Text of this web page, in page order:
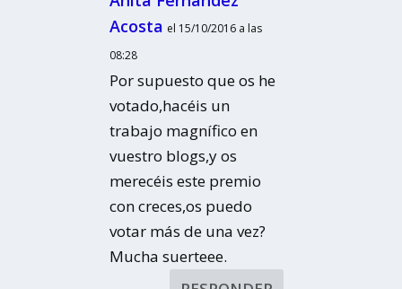
Acosta el 15/10/2016 a las
08:28
Por supuesto que os he
votado,hacéis un
trabajo magnífico en
vuestro blogs,y os
merecéis este premio
con creces,os puedo
votar más de una vez?
Mucha suerteee.